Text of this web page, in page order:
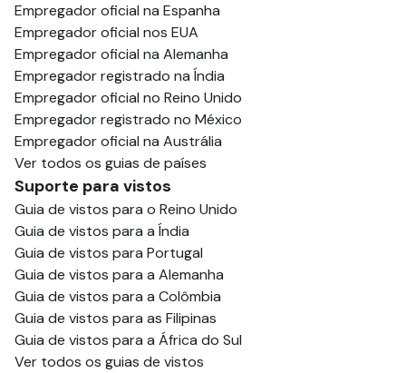
Empregador oficial na Espanha
Empregador oficial nos EUA
Empregador oficial na Alemanha
Empregador registrado na Índia
Empregador oficial no Reino Unido
Empregador registrado no México
Empregador oficial na Austrália
Ver todos os guias de países
Suporte para vistos
Guia de vistos para o Reino Unido
Guia de vistos para a Índia
Guia de vistos para Portugal
Guia de vistos para a Alemanha
Guia de vistos para a Colômbia
Guia de vistos para as Filipinas
Guia de vistos para a África do Sul
Ver todos os guias de vistos